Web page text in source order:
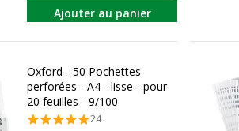
Ajouter au panier
Oxford - 50 Pochettes
perforées - A4 - lisse - pour
20 feuilles - 9/100
24